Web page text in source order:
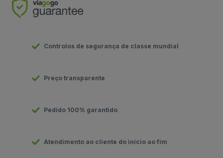
Controlos de segurança de classe mundial
Preço transparente
Pedido 100% garantido
Atendimento ao cliente do início ao fim